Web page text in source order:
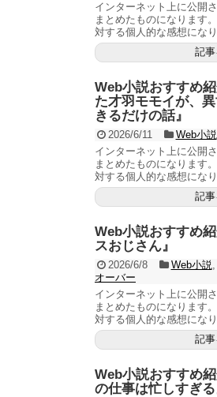
インターネット上に公開
まとめたものになります
対する個人的な感想にな
記
Web小説おすすめ
た才羽モモイが、
きるだけの話』
2026/6/11 Web小説
インターネット上に公開
まとめたものになります
対する個人的な感想にな
記
Web小説おすすめ
スおじさん』
2026/6/8 Web小説,
オーバー
インターネット上に公開
まとめたものになります
対する個人的な感想にな
記
Web小説おすすめ
の仕事は忙しすぎる